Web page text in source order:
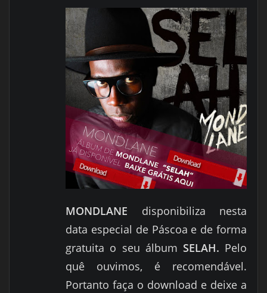
MONDLANE disponibiliza nesta
data especial de Páscoa e de forma
gratuita o seu álbum SELAH. Pelo
quê ouvimos, é recomendável.
Portanto faça o download e deixe a